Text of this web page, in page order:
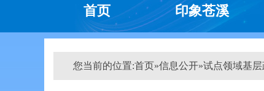
首页 印象苍溪
您当前的位置:首页»信息公开»试点领域基